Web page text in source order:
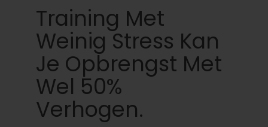
Training Met
Weinig Stress Kan
Je Opbrengst Met
Wel 50%
Verhogen.